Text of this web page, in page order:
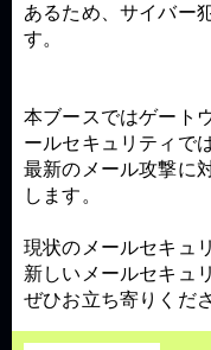
あるため、サイバー
す。
本ブースではゲート
ールセキュリティで
最新のメール攻撃に
します。
現状のメールセキュ
新しいメールセキュ
ぜひお立ち寄りくだ